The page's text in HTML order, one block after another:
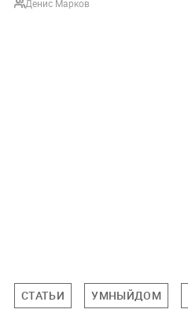
Денис Марков
СТАТЬИ УМНЫЙДОМ